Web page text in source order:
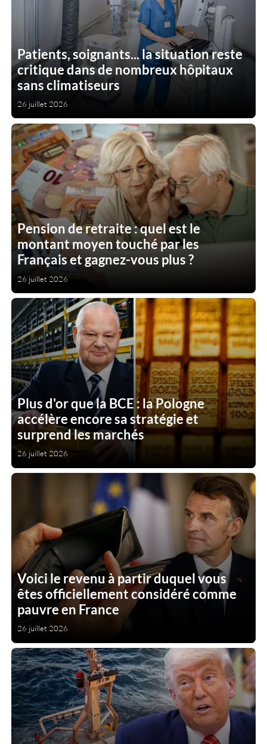
Patients, soignants... la situation reste
critique dans de nombreux hôpitaux
sans climatiseurs
26 juillet 2026
Pension de retraite : quel est le
montant moyen touché par les
Français et gagnez-vous plus ?
26 juillet 2026
Plus d'or que la BCE : la Pologne
accélère encore sa stratégie et
surprend les marchés
26 juillet 2026
Voici le revenu à partir duquel vous
êtes officiellement considéré comme
pauvre en France
26 juillet 2026